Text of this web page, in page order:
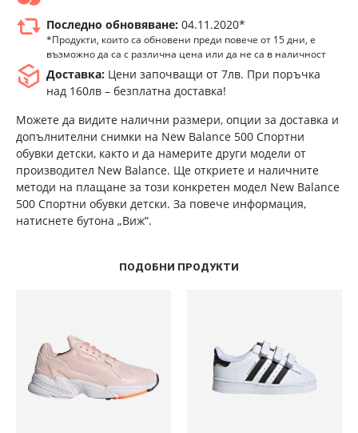
Последно обновяване: 04.11.2020*
*Продукти, които са обновени преди повече от 15 дни, е
възможно да са с различна цена или да не са в наличност
Доставка: Цени започващи от 7лв. При поръчка
над 160лв – безплатна доставка!
Можете да видите налични размери, опции за доставка и
допълнителни снимки на New Balance 500 Спортни
обувки детски, както и да намерите други модели от
производител New Balance. Ще откриете и наличните
методи на плащане за този конкретен модел New Balance
500 Спортни обувки детски. За повече информация,
натиснете бутона „Виж“.
ПОДОБНИ ПРОДУКТИ